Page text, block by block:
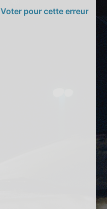
Voter pour cette erreur